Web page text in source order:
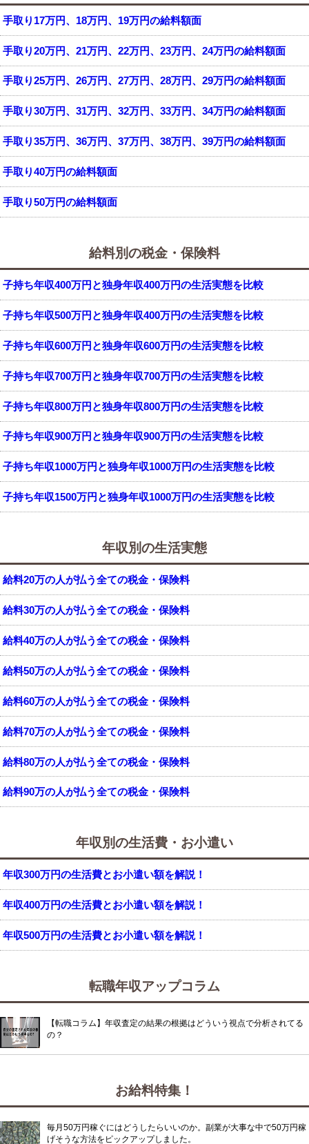
手取り17万円、18万円、19万円の給料額面
手取り20万円、21万円、22万円、23万円、24万円の給料額面
手取り25万円、26万円、27万円、28万円、29万円の給料額面
手取り30万円、31万円、32万円、33万円、34万円の給料額面
手取り35万円、36万円、37万円、38万円、39万円の給料額面
手取り40万円の給料額面
手取り50万円の給料額面
給料別の税金・保険料
子持ち年収400万円と独身年収400万円の生活実態を比較
子持ち年収500万円と独身年収400万円の生活実態を比較
子持ち年収600万円と独身年収600万円の生活実態を比較
子持ち年収700万円と独身年収700万円の生活実態を比較
子持ち年収800万円と独身年収800万円の生活実態を比較
子持ち年収900万円と独身年収900万円の生活実態を比較
子持ち年収1000万円と独身年収1000万円の生活実態を比較
子持ち年収1500万円と独身年収1000万円の生活実態を比較
年収別の生活実態
給料20万の人が払う全ての税金・保険料
給料30万の人が払う全ての税金・保険料
給料40万の人が払う全ての税金・保険料
給料50万の人が払う全ての税金・保険料
給料60万の人が払う全ての税金・保険料
給料70万の人が払う全ての税金・保険料
給料80万の人が払う全ての税金・保険料
給料90万の人が払う全ての税金・保険料
年収別の生活費・お小遣い
年収300万円の生活費とお小遣い額を解説！
年収400万円の生活費とお小遣い額を解説！
年収500万円の生活費とお小遣い額を解説！
転職年収アップコラム
【転職コラム】年収査定の結果の根拠はどういう視点で分析されてる
の？
お給料特集！
毎月50万円稼ぐにはどうしたらいいのか。副業が大事な中で50万円稼
げそうな方法をピックアップしました。